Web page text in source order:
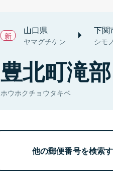
山口県
ヤマグチケン
下関
シモ
豊北町滝部
ホウホクチョウタキベ
他の郵便番号を検索